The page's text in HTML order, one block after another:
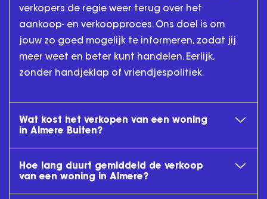
verkopers de regie weer terug over het
aankoop- en verkoopproces. Ons doel is om
jouw zo goed mogelijk te informeren, zodat jij
meer weet en beter kunt handelen. Eerlijk,
zonder handjeklap of vriendjespolitiek.
Wat kost het verkopen van een woning
in Almere Buiten?
Hoe lang duurt gemiddeld de verkoop
van een woning in Almere?